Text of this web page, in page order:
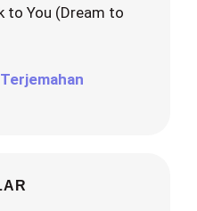
to You (Dream to
Terjemahan